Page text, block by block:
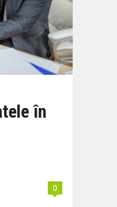
în
0